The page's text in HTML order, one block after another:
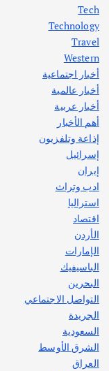
اختتام ورشة
أغسطس 3, 2026
Tech
Technology
Travel
Western
أخبار اجتماعية
أخبار عالمية
أخبار عربية
أهم الأخبار
إذاعة وتلفزيون
إسرائيل
إيران
ادب وتراث
استراليا
اقتصاد
الأردن
الإمارات
الباسيفيك
البحرين
التواصل الاجتماعي
الجريدة
السعودية
الشرق الأوسط
العراق